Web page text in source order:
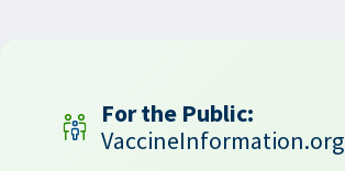
For the Public:
VaccineInformation.org